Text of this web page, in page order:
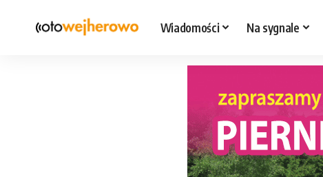
Wiadomości Na sygnale